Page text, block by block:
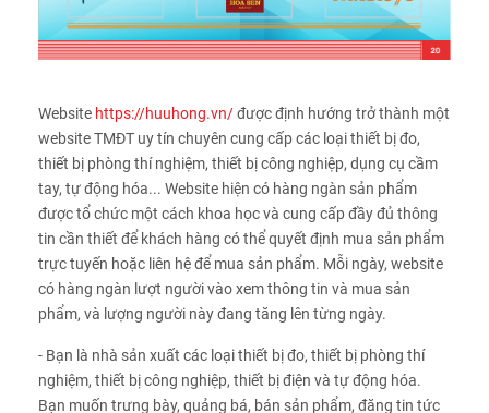
Website https://huuhong.vn/được định hướng trở thành một
website TMĐT uy tín chuyên cung cấp các loại thiết bị đo,
thiết bị phòng thí nghiệm, thiết bị công nghiệp, dụng cụ cầm
tay, tự động hóa... Website hiện có hàng ngàn sản phẩm
được tổ chức một cách khoa học và cung cấp đầy đủ thông
tin cần thiết để khách hàng có thể quyết định mua sản phẩm
trực tuyến hoặc liên hệ để mua sản phẩm. Mỗi ngày, website
có hàng ngàn lượt người vào xem thông tin và mua sản
phẩm, và lượng người này đang tăng lên từng ngày.
- Bạn là nhà sản xuất các loại thiết bị đo, thiết bị phòng thí
nghiệm, thiết bị công nghiệp, thiết bị điện và tự động hóa.
Bạn muốn trưng bày, quảng bá, bán sản phẩm, đăng tin tức